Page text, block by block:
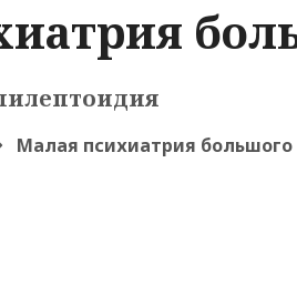
Малая психиатрия большого